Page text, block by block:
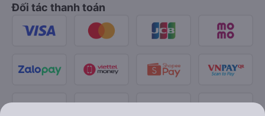
Đối tác thanh toán